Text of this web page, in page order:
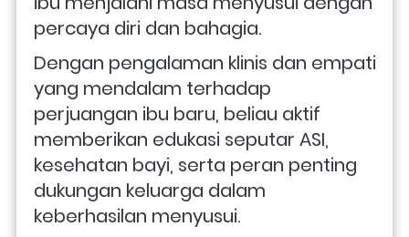
percaya diri dan bahagia.
Dengan pengalaman klinis dan empati
yang mendalam terhadap
perjuangan ibu baru, beliau aktif
memberikan edukasi seputar ASI,
kesehatan bayi, serta peran penting
dukungan keluarga dalam
keberhasilan menyusui.